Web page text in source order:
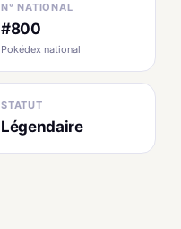
N° NATIONAL
#800
Pokédex national
STATUT
Légendaire